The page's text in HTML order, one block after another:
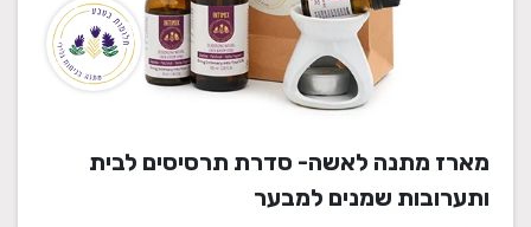
מארז מתנה לאשה- סדרת תרסיסים לבית
ותערובות שמנים למבער